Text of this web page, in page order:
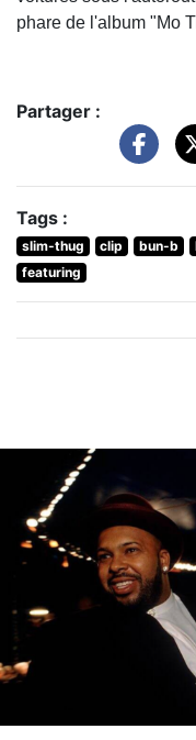
phare de l'album "Mo
Partager :
Tags :
slim-thug clip bun-b
featuring